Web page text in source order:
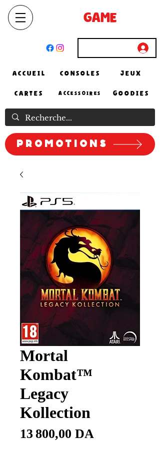
GAME
ACCUEIL CONSOLES JEUX
CARTES ACCESSOIRES GOODIES
Promotions
Mortal
Kombat™
Legacy
Kollection
13 800,00 DA